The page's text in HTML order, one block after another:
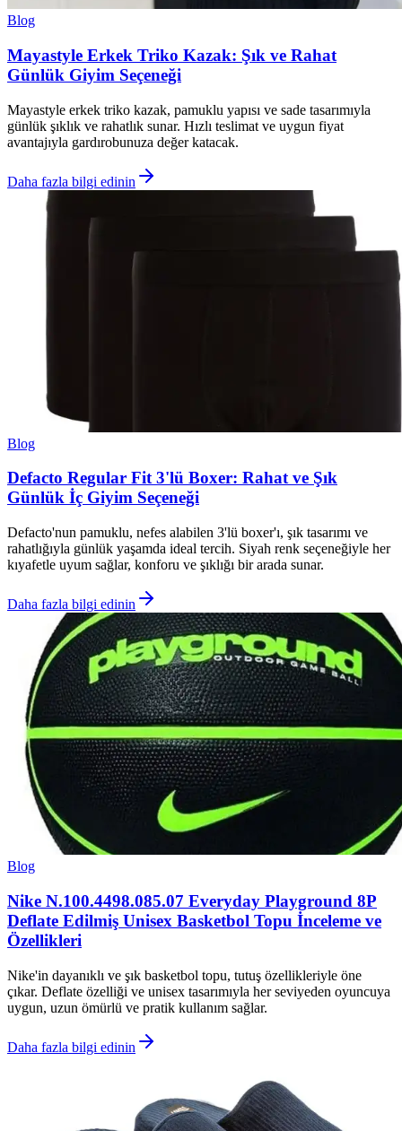
Blog
Mayastyle Erkek Triko Kazak: Şık ve Rahat
Günlük Giyim Seçeneği
Mayastyle erkek triko kazak, pamuklu yapısı ve sade tasarımıyla
günlük şıklık ve rahatlık sunar. Hızlı teslimat ve uygun fiyat
avantajıyla gardırobunuza değer katacak.
Daha fazla bilgi edinin
Blog
Defacto Regular Fit 3'lü Boxer: Rahat ve Şık
Günlük İç Giyim Seçeneği
Defacto'nun pamuklu, nefes alabilen 3'lü boxer'ı, şık tasarımı ve
rahatlığıyla günlük yaşamda ideal tercih. Siyah renk seçeneğiyle her
kıyafetle uyum sağlar, konforu ve şıklığı bir arada sunar.
Daha fazla bilgi edinin
Blog
Nike N.100.4498.085.07 Everyday Playground 8P
Deflate Edilmiş Unisex Basketbol Topu İnceleme ve
Özellikleri
Nike'in dayanıklı ve şık basketbol topu, tutuş özellikleriyle öne
çıkar. Deflate özelliği ve unisex tasarımıyla her seviyeden oyuncuya
uygun, uzun ömürlü ve pratik kullanım sağlar.
Daha fazla bilgi edinin